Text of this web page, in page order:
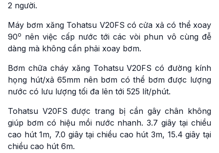
2 người.
Máy bơm xăng Tohatsu V20FS có cửa xả có thể xoay
90o nên việc cấp nước tới các vòi phun vô cùng đễ
dàng mà không cần phải xoay bơm.
Bơm chữa cháy xăng Tohatsu V20FS có đường kính
họng hút/xả 65mm nên bơm có thể bơm được lượng
nước có lưu lượng tối đa lên tới 525 lít/phút.
Tohatsu V20FS được trang bị cần gây chân không
giúp bơm có hiệu mồi nước nhanh. 3.7 giây tại chiều
cao hút 1m, 7.0 giây tại chiều cao hút 3m, 15.4 giây tại
chiều cao hút 6m.